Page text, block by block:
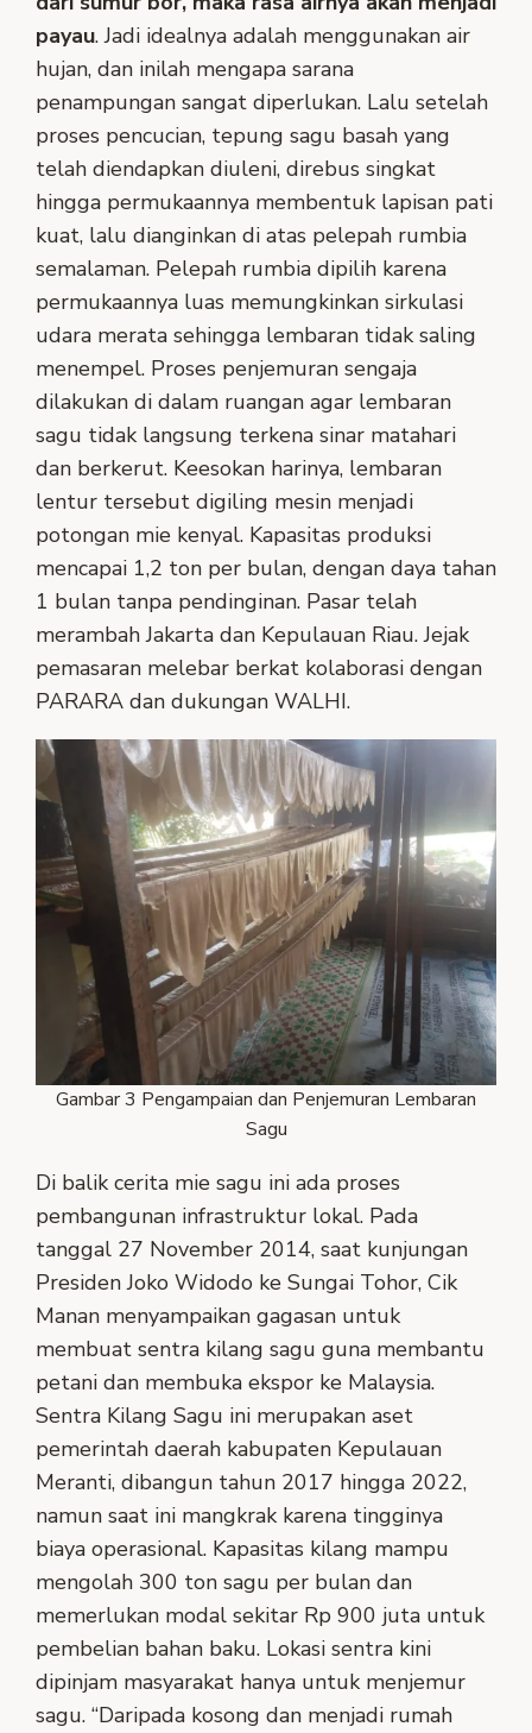
payau. Jadi idealnya adalah menggunakan air
hujan, dan inilah mengapa sarana
penampungan sangat diperlukan. Lalu setelah
proses pencucian, tepung sagu basah yang
telah diendapkan diuleni, direbus singkat
hingga permukaannya membentuk lapisan pati
kuat, lalu dianginkan di atas pelepah rumbia
semalaman. Pelepah rumbia dipilih karena
permukaannya luas memungkinkan sirkulasi
udara merata sehingga lembaran tidak saling
menempel. Proses penjemuran sengaja
dilakukan di dalam ruangan agar lembaran
sagu tidak langsung terkena sinar matahari
dan berkerut. Keesokan harinya, lembaran
lentur tersebut digiling mesin menjadi
potongan mie kenyal. Kapasitas produksi
mencapai 1,2 ton per bulan, dengan daya tahan
1 bulan tanpa pendinginan. Pasar telah
merambah Jakarta dan Kepulauan Riau. Jejak
pemasaran melebar berkat kolaborasi dengan
PARARA dan dukungan WALHI.
Gambar 3 Pengampaian dan Penjemuran Lembaran
Sagu
Di balik cerita mie sagu ini ada proses
pembangunan infrastruktur lokal. Pada
tanggal 27 November 2014, saat kunjungan
Presiden Joko Widodo ke Sungai Tohor, Cik
Manan menyampaikan gagasan untuk
membuat sentra kilang sagu guna membantu
petani dan membuka ekspor ke Malaysia.
Sentra Kilang Sagu ini merupakan aset
pemerintah daerah kabupaten Kepulauan
Meranti, dibangun tahun 2017 hingga 2022,
namun saat ini mangkrak karena tingginya
biaya operasional. Kapasitas kilang mampu
mengolah 300 ton sagu per bulan dan
memerlukan modal sekitar Rp 900 juta untuk
pembelian bahan baku. Lokasi sentra kini
dipinjam masyarakat hanya untuk menjemur
sagu. “Daripada kosong dan menjadi rumah